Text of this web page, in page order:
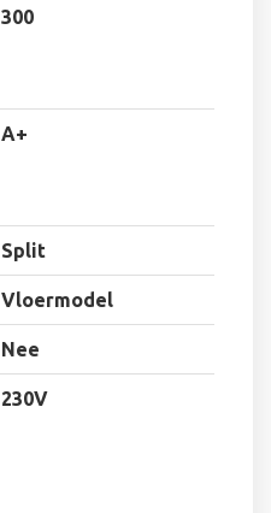
300
A+
Split
Vloermodel
Nee
230V